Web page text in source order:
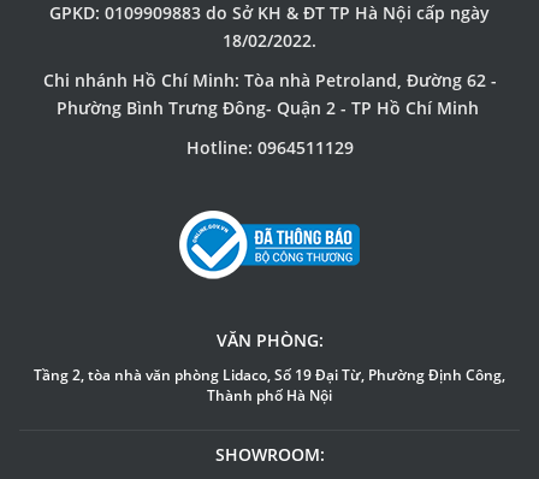
GPKD: 0109909883 do Sở KH & ĐT TP Hà Nội cấp ngày
18/02/2022.
Chi nhánh Hồ Chí Minh: Tòa nhà Petroland, Đường 62 -
Phường Bình Trưng Đông- Quận 2 - TP Hồ Chí Minh
Hotline: 0964511129
VĂN PHÒNG:
Tầng 2, tòa nhà văn phòng Lidaco, Số 19 Đại Từ, Phường Định Công,
Thành phố Hà Nội
SHOWROOM: